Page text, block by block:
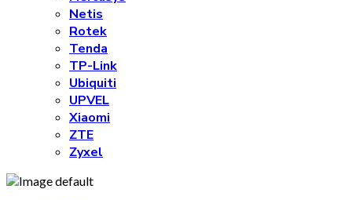
Netis
Rotek
Tenda
TP-Link
Ubiquiti
UPVEL
Xiaomi
ZTE
Zyxel